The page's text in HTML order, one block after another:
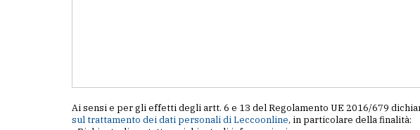
Ai sensi e per gli effetti degli artt. 6 e 13 del Regolamento UE 2016/679
sul trattamento dei dati personali di Leccoonline, in particolare della finalità: